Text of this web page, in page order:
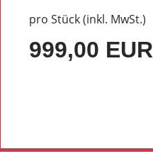
pro Stück (inkl. MwSt.)
999,00 EUR